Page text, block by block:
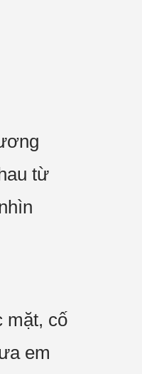
từ
mặt, cố
em